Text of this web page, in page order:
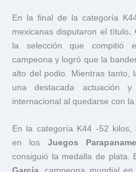
En la final de la categoría
mexicanas disputaron el título.
la selección que compitió
campeona y logró que la
alto del podio. Mientras tanto,
una destacada actuación
internacional al quedarse con la
En la categoría K44 -52 kilos,
en los Juegos
consiguió la medalla de plata.